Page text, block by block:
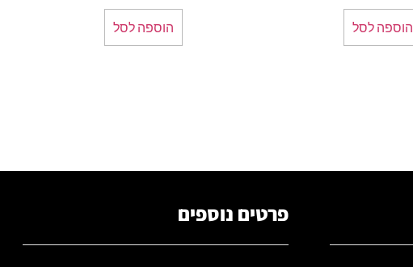
הוספה לסל הוספה לסל
פרטים נוספים